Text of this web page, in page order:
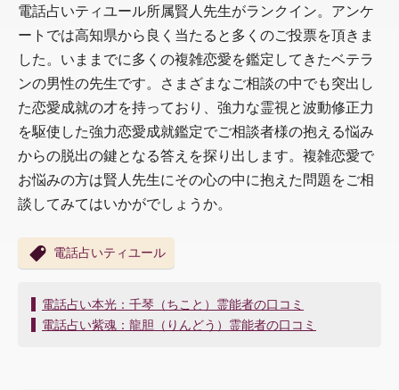
電話占いティユール所属賢人先生がランクイン。アンケ
ートでは高知県から良く当たると多くのご投票を頂きま
した。いままでに多くの複雑恋愛を鑑定してきたベテラ
ンの男性の先生です。さまざまなご相談の中でも突出し
た恋愛成就の才を持っており、強力な霊視と波動修正力
を駆使した強力恋愛成就鑑定でご相談者様の抱える悩み
からの脱出の鍵となる答えを探り出します。複雑恋愛で
お悩みの方は賢人先生にその心の中に抱えた問題をご相
談してみてはいかがでしょうか。
電話占いティユール
投
稿
電話占い本光：千琴（ちこと）霊能者の口コミ
電話占い紫魂：龍胆（りんどう）霊能者の口コミ